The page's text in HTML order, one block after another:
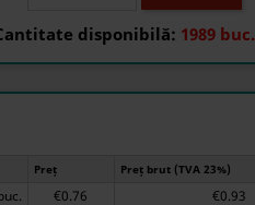
disponibilă: 1989 buc.
Preț Preț brut (TVA 23%)
buc. €0.76 €0.93